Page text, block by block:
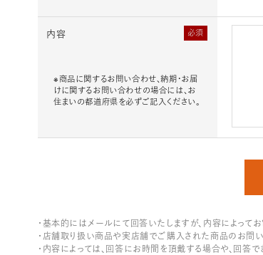
必須
内容
※商品に関するお問い合わせ、納期・お届
けに関するお問い合わせの場合には、お
住まいの都道府県を必ずご記入ください。
・基本的にはメールにて回答いたしますが、内容によって
・店舗取り扱い商品や実店舗でご購入された商品のお問
・内容によっては、回答にお時間を頂戴する場合や、回答で